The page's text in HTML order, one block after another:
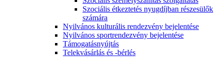
Szociális étkeztetés nyugdíjban részesülők
számára
Nyilvános kulturális rendezvény bejelentése
Nyilvános sportrendezvény bejelentése
Támogatásnyújtás
Telekvásárlás és -bérlés